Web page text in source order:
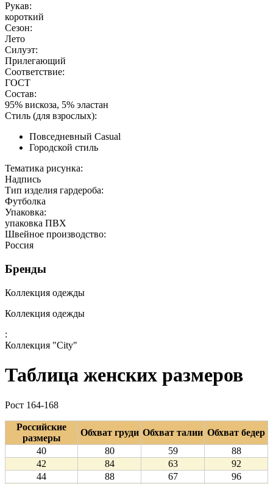
Рукав:
короткий
Сезон:
Лето
Силуэт:
Прилегающий
Соответствие:
ГОСТ
Состав:
95% вискоза, 5% эластан
Стиль (для взрослых):
Повседневный Casual
Городской стиль
Тематика рисунка:
Надпись
Тип изделия гардероба:
Футболка
Упаковка:
упаковка ПВХ
Швейное производство:
Россия
Бренды
Коллекция одежды
Коллекция одежды
:
Коллекция "City"
Таблица женских размеров
Рост 164-168
Российские
размеры
Обхват груди Обхват талии Обхват бедер
40
80 59
88
42
84 63
92
44
88 67
96